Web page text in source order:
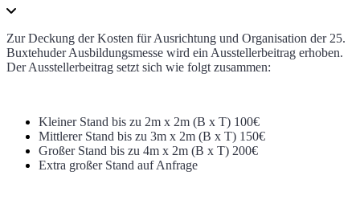
Zur Deckung der Kosten für Ausrichtung und Organisation der 25.
Buxtehuder Ausbildungsmesse wird ein Ausstellerbeitrag erhoben.
Der Ausstellerbeitrag setzt sich wie folgt zusammen:
Kleiner Stand bis zu 2m x 2m (B x T) 100€
Mittlerer Stand bis zu 3m x 2m (B x T) 150€
Großer Stand bis zu 4m x 2m (B x T) 200€
Extra großer Stand auf Anfrage